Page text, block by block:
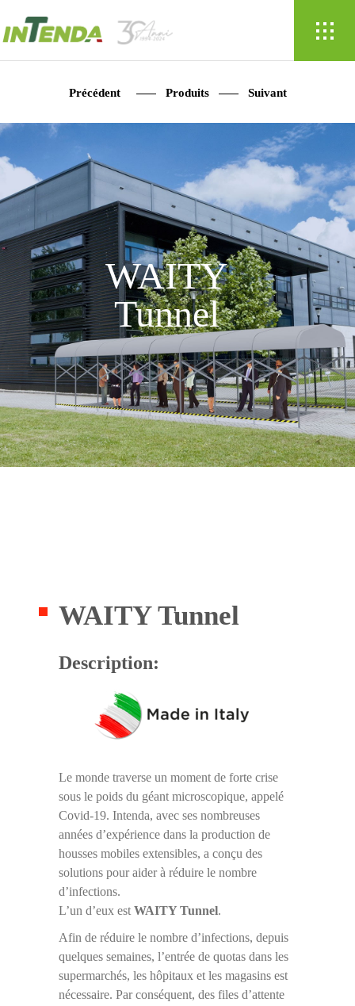
Précédent Produits Suivant
WAITY
Tunnel
WAITY Tunnel
Description:
Le monde traverse un moment de forte crise
sous le poids du géant microscopique, appelé
Covid-19. Intenda, avec ses nombreuses
années d’expérience dans la production de
housses mobiles extensibles, a conçu des
solutions pour aider à réduire le nombre
d’infections.
L’un d’eux est WAITY Tunnel.
Afin de réduire le nombre d’infections, depuis
quelques semaines, l’entrée de quotas dans les
supermarchés, les hôpitaux et les magasins est
nécessaire. Par conséquent, des files d’attente